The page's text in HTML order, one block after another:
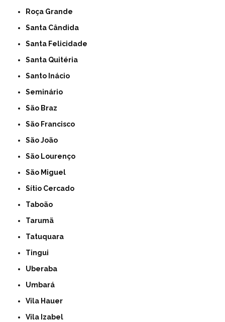
Roça Grande
Santa Cândida
Santa Felicidade
Santa Quitéria
Santo Inácio
Seminário
São Braz
São Francisco
São João
São Lourenço
São Miguel
Sítio Cercado
Taboão
Tarumã
Tatuquara
Tingui
Uberaba
Umbará
Vila Hauer
Vila Izabel